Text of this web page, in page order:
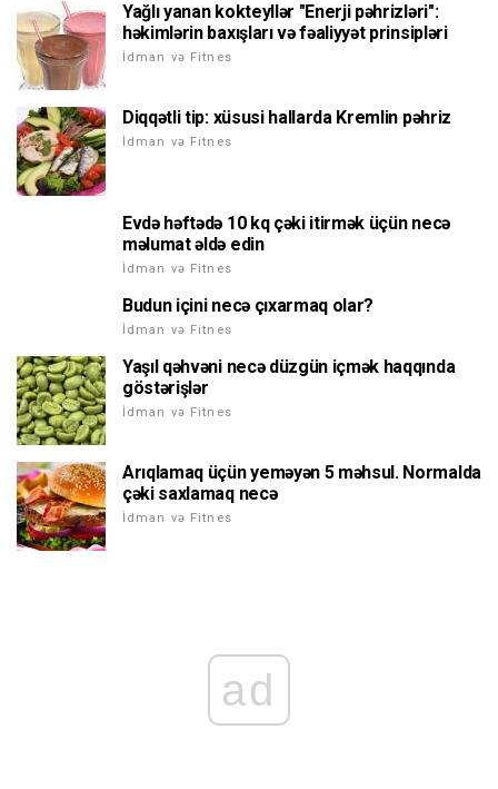
Yağlı yanan kokteyllər "Enerji pəhrizləri":
həkimlərin baxışları və fəaliyyət prinsipləri
İdman və Fitnes
Diqqətli tip: xüsusi hallarda Kremlin pəhriz
İdman və Fitnes
Evdə həftədə 10 kq çəki itirmək üçün necə
məlumat əldə edin
İdman və Fitnes
Budun içini necə çıxarmaq olar?
İdman və Fitnes
Yaşıl qəhvəni necə düzgün içmək haqqında
göstərişlər
İdman və Fitnes
Arıqlamaq üçün yeməyən 5 məhsul. Normalda
çəki saxlamaq necə
İdman və Fitnes
ad